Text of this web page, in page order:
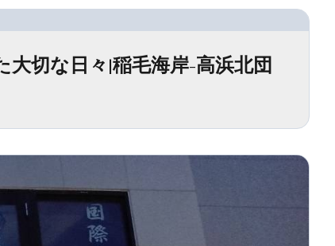
切な日々|稲毛海岸-高浜北団